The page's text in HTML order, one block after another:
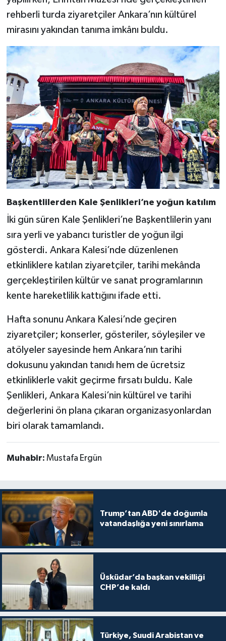
rehberli turda ziyaretçiler Ankara’nın kültürel
mirasını yakından tanıma imkânı buldu.
Başkentlilerden Kale Şenlikleri’ne yoğun katılım
İki gün süren Kale Şenlikleri’ne Başkentlilerin yanı
sıra yerli ve yabancı turistler de yoğun ilgi
gösterdi. Ankara Kalesi’nde düzenlenen
etkinliklere katılan ziyaretçiler, tarihi mekânda
gerçekleştirilen kültür ve sanat programlarının
kente hareketlilik kattığını ifade etti.
Hafta sonunu Ankara Kalesi’nde geçiren
ziyaretçiler; konserler, gösteriler, söyleşiler ve
atölyeler sayesinde hem Ankara’nın tarihi
dokusunu yakından tanıdı hem de ücretsiz
etkinliklerle vakit geçirme fırsatı buldu. Kale
Şenlikleri, Ankara Kalesi’nin kültürel ve tarihi
değerlerini ön plana çıkaran organizasyonlardan
biri olarak tamamlandı.
Muhabir: Mustafa Ergün
Trump’tan ABD'de doğumla
vatandaşlığa yeni sınırlama
Üsküdar’da başkan vekilliği
CHP’de kaldı
Türkiye, Suudi Arabistan ve